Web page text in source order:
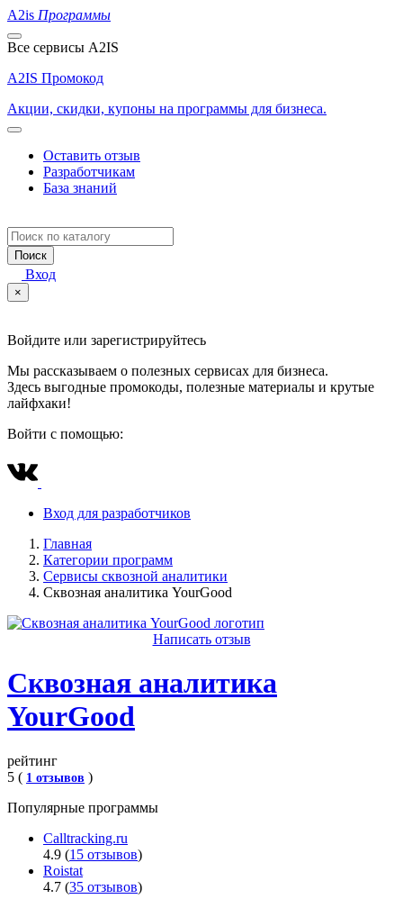
A2is Программы
Все сервисы A2IS
A2IS Промокод
Акции, скидки, купоны на программы для бизнеса.
Оставить отзыв
Разработчикам
База знаний
Поиск
Вход
×
Войдите или зарегистрируйтесь
Мы рассказываем о полезных сервисах для бизнеса.
Здесь выгодные промокоды, полезные материалы и крутые
лайфхаки!
Войти с помощью:
Вход для разработчиков
Главная
Категории программ
Сервисы сквозной аналитики
Сквозная аналитика YourGood
Написать отзыв
Сквозная аналитика
YourGood
рейтинг
5 ( 1 отзывов )
Популярные программы
Calltracking.ru
4.9 (15 отзывов)
Roistat
4.7 (35 отзывов)